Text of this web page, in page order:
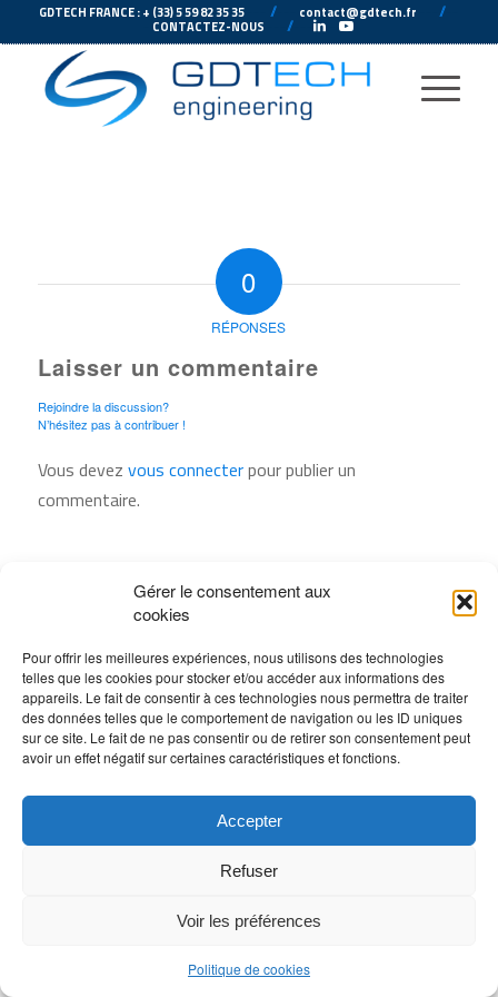
Gérer le consentement aux
cookies
Pour offrir les meilleures expériences, nous utilisons des technologies
telles que les cookies pour stocker et/ou accéder aux informations des
appareils. Le fait de consentir à ces technologies nous permettra de traiter
des données telles que le comportement de navigation ou les ID uniques
sur ce site. Le fait de ne pas consentir ou de retirer son consentement peut
avoir un effet négatif sur certaines caractéristiques et fonctions.
Accepter
Refuser
Voir les préférences
Politique de cookies
GDTECH FRANCE : + (33) 5 59 82 35 35 //--- contact@gdtech.fr //--
CONTACTEZ-NOUS ---// ---
0
RÉPONSES
Laisser un commentaire
Rejoindre la discussion?
N’hésitez pas à contribuer !
Vous devez vous connecterpour publier un
commentaire.